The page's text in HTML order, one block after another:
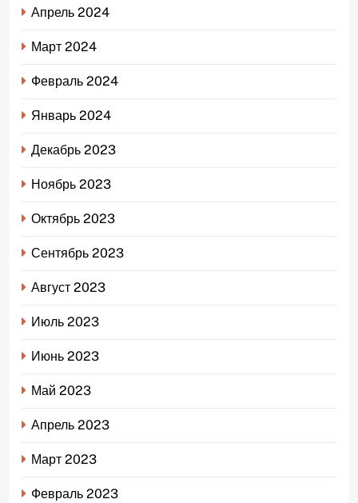
Апрель 2024
Март 2024
Февраль 2024
Январь 2024
Декабрь 2023
Ноябрь 2023
Октябрь 2023
Сентябрь 2023
Август 2023
Июль 2023
Июнь 2023
Май 2023
Апрель 2023
Март 2023
Февраль 2023